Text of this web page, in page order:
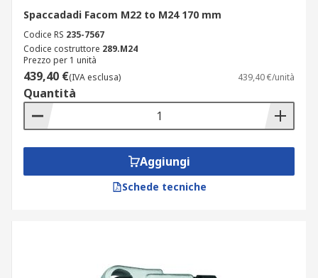
Spaccadadi Facom M22 to M24 170 mm
Codice RS 235-7567
Codice costruttore 289.M24
Prezzo per 1 unità
439,40 €(IVA esclusa) 439,40 €/unità
Quantità
Aggiungi
Schede tecniche